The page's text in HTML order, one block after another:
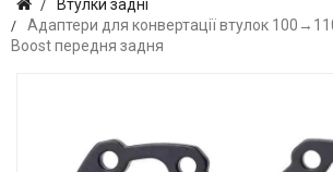
Втулки задні
Адаптери для конвертації втулок
Boost передня задня